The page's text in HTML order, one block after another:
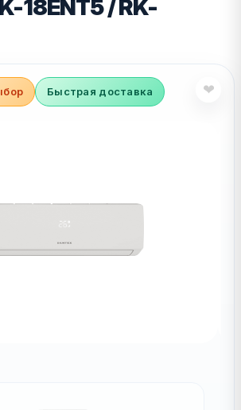
18ENT5 / RK-
Быстрая доставка ❤